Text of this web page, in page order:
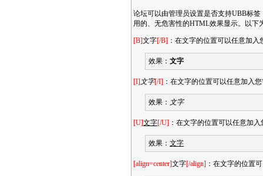
论坛可以由管理员设置是否支持UBB标
用的、无危害性的HTML效果显示。以下
[B]文字[/B] ：在文字的位置可以任意加
效果： 文字
[I] 文字[/I] ：在文字的位置可以任意加入
效果： 文字
[U]文字[/U] ：在文字的位置可以任意加
效果： 文字
[align=center]文字[/align] ：在文字的位置